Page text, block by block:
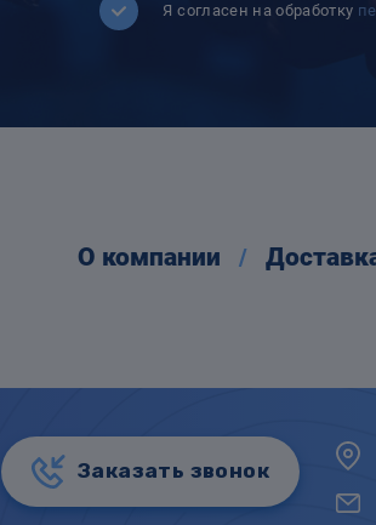
Я согласен на обработку
О компании
Заказать звонок